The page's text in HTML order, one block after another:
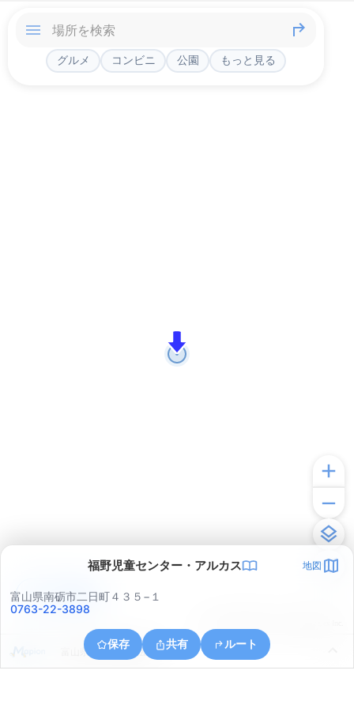
グルメ コンビニ 公園 もっと見る
福野児童センター・アルカス 地図
富山県南砺市二日町４３５−１
0763-22-3898
保存 共有 ルート
富山県小矢部市興法寺
アプリで見る